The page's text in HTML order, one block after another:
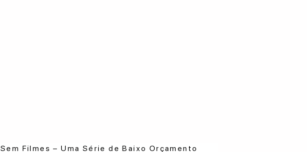
Sem Filmes – Uma Série de Baixo Orçamento